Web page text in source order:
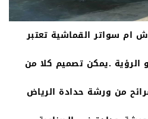
الليكسان لها عدة طبقات (2، 3 ، 4 ، 5 أو 6) و بهذا تمنحنا
ام سواتر القماشية تعتبر
للضوء و الرؤية .يمكن تصميم كلا من
من ورشة حدادة الرياض